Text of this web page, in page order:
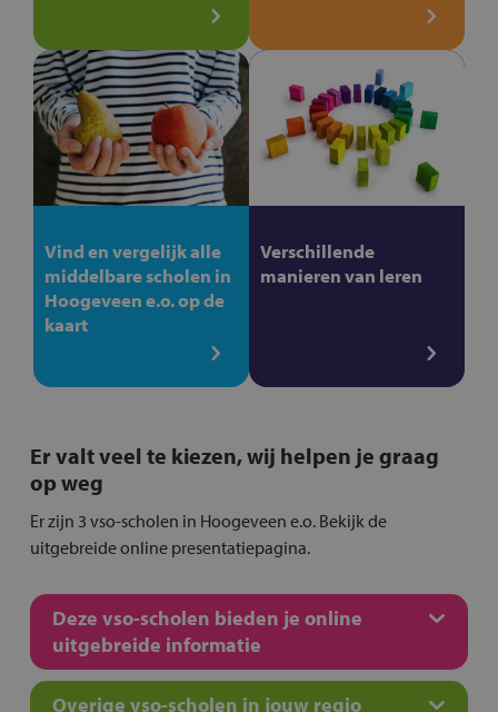
Vind en vergelijk alle
middelbare scholen in
Hoogeveen e.o. op de
kaart
Verschillende
manieren van leren
Er valt veel te kiezen, wij helpen je graag
op weg
Er zijn 3 vso-scholen in Hoogeveen e.o. Bekijk de
uitgebreide online presentatiepagina.
Deze vso-scholen bieden je online
uitgebreide informatie
Overige vso-scholen in jouw regio